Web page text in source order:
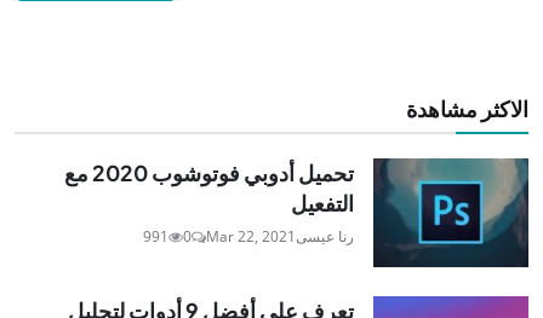
الاكثر مشاهدة
تحميل أدوبي فوتوشوب 2020 مع
التفعيل
رنا عيسىMar 22, 2021
0
991
تعرف على أفضل 9 أدوات لتحليل